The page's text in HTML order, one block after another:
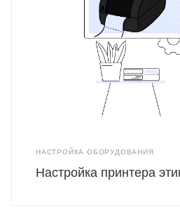
НАСТРОЙКА ОБОРУДОВАНИЯ
Настройка принтера